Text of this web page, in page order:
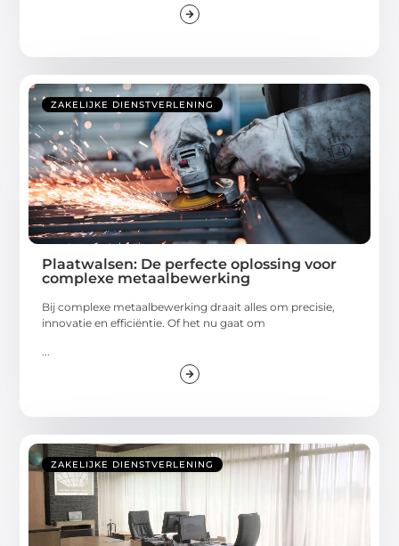
ZAKELIJKE DIENSTVERLENING
Plaatwalsen: De perfecte oplossing voor
complexe metaalbewerking
Bij complexe metaalbewerking draait alles om precisie,
innovatie en efficiëntie. Of het nu gaat om
...
ZAKELIJKE DIENSTVERLENING